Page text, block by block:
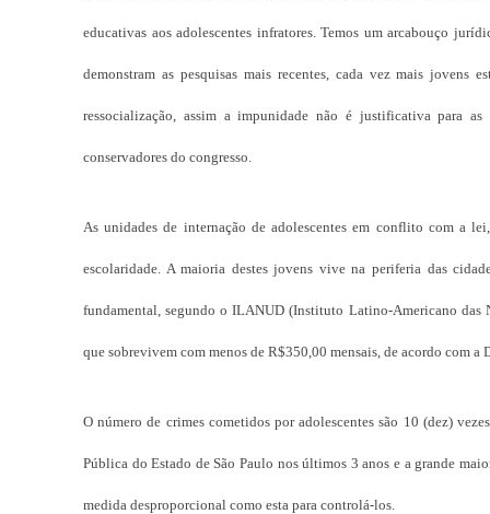
educativas aos adolescentes infratores. Temos um arcabouço
demonstram as pesquisas mais recentes, cada vez mais
ressocialização, assim a impunidade não é justificativa para
conservadores do congresso.
As unidades de internação de adolescentes em conflito com a
escolaridade. A maioria destes jovens vive na periferia das
fundamental, segundo o ILANUD (Instituto Latino-Americano das
que sobrevivem com menos de R$350,00 mensais, de acordo com a
O número de crimes cometidos por adolescentes são 10 (dez)
Pública do Estado de São Paulo nos últimos 3 anos e a grande
medida desproporcional como esta para controlá-los.